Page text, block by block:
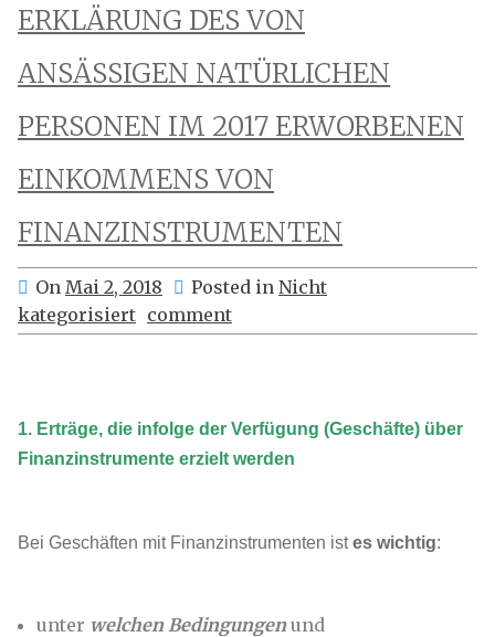
ERKLÄRUNG DES VON
ANSÄSSIGEN NATÜRLICHEN
PERSONEN IM 2017 ERWORBENEN
EINKOMMENS VON
FINANZINSTRUMENTEN
On Mai 2, 2018 Posted in Nicht
kategorisiert comment
1. Erträge, die infolge der Verfügung (Geschäfte) über
Finanzinstrumente erzielt werden
Bei Geschäften mit Finanzinstrumenten istes wichtig:
unter welchen Bedingungenund